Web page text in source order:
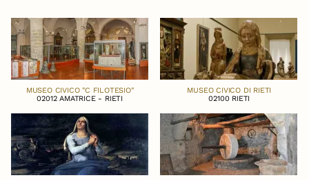
MUSEO CIVICO "C FILOTESIO"
02012 AMATRICE - RIETI
MUSEO CIVICO DI RIETI
02100 RIETI